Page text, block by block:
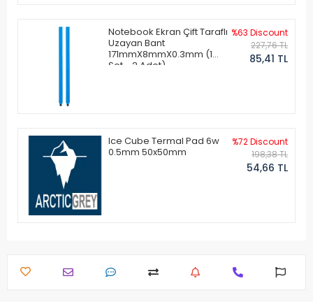
Notebook Ekran Çift Taraflı
Uzayan Bant
171mmX8mmX0.3mm (1
Set - 2 Adet)
%63 Discount
227,76 TL
85,41 TL
Ice Cube Termal Pad 6w
0.5mm 50x50mm
%72 Discount
198,38 TL
54,66 TL